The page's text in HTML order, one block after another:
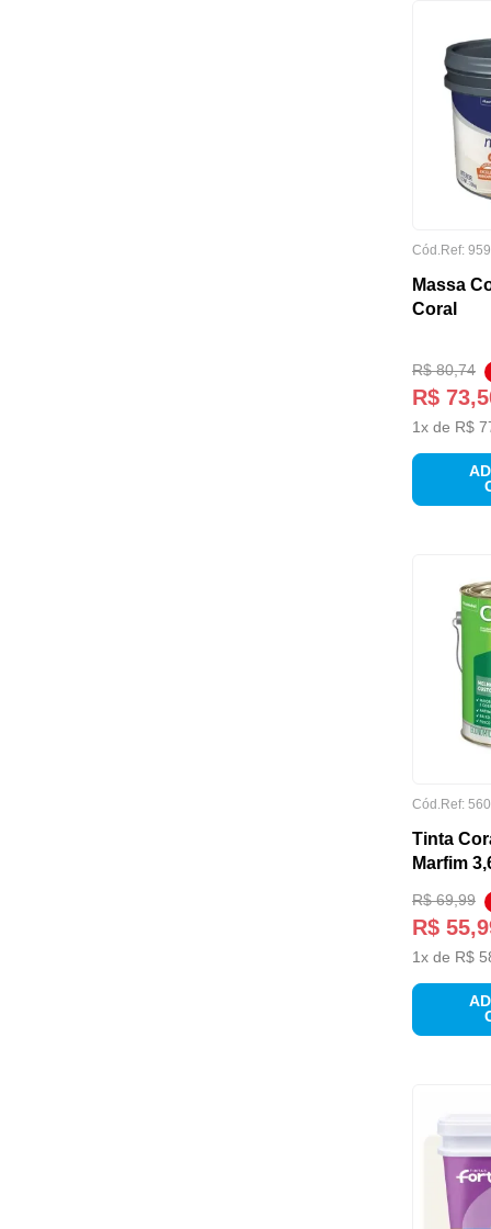
Cód.Ref:
Massa
Coral
R$ 80,74
R$ 73,
1x de R$
Cód.Ref:
Tinta
Marfim
R$ 69,99
R$ 55,
1x de R$